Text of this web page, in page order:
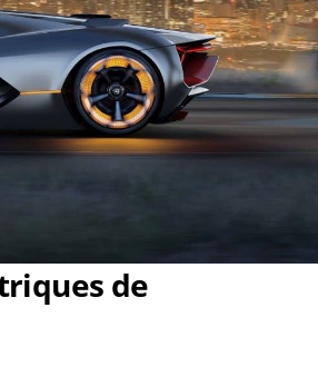
de